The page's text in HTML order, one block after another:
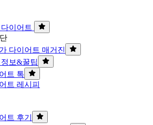
이어트
다이어트 매거진
보&꿀팁
트 톡
트 레시피
트 후기